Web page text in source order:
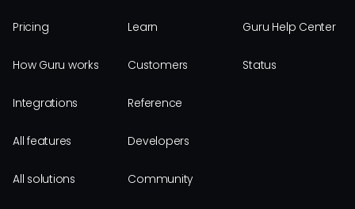
Pricing
How Guru works
Integrations
All features
All solutions
Learn
Customers
Reference
Developers
Community
Guru Help Center
Status